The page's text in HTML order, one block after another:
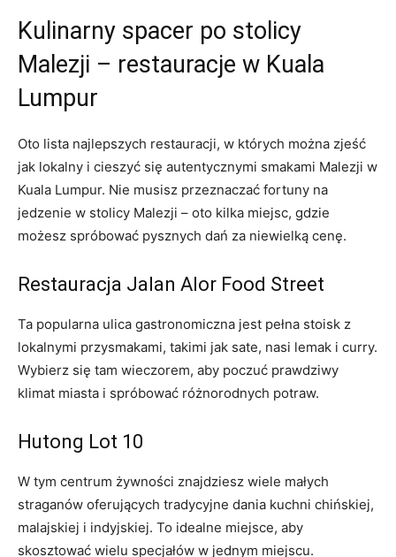
Kulinarny spacer po stolicy
Malezji – restauracje w Kuala
Lumpur
Oto lista najlepszych restauracji, w których można zjeść
jak lokalny i cieszyć się autentycznymi smakami Malezji w
Kuala Lumpur. Nie musisz przeznaczać fortuny na
jedzenie w stolicy Malezji – oto kilka miejsc, gdzie
możesz spróbować pysznych dań za niewielką cenę.
Restauracja Jalan Alor Food Street
Ta popularna ulica gastronomiczna jest pełna stoisk z
lokalnymi przysmakami, takimi jak sate, nasi lemak i curry.
Wybierz się tam wieczorem, aby poczuć prawdziwy
klimat miasta i spróbować różnorodnych potraw.
Hutong Lot 10
W tym centrum żywności znajdziesz wiele małych
straganów oferujących tradycyjne dania kuchni chińskiej,
malajskiej i indyjskiej. To idealne miejsce, aby
skosztować wielu specjałów w jednym miejscu.